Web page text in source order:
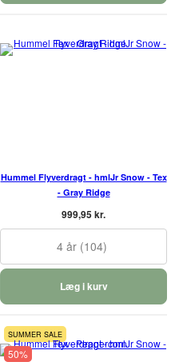
Hummel Flyverdragt - hmlJr Snow - Tex
- Gray Ridge
999,95 kr.
4 år (104)
Læg i kurv
SUMMER SALE
50%